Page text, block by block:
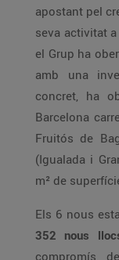
apostant pel creixement i el desenvolupament de la
seva activitat a
el Grup ha obert
amb una
concret, ha
Barcelona carrer Comte Urgell, Viladecavalls i
Fruitós de
(Igualada i
m² de
352 nous
compromís